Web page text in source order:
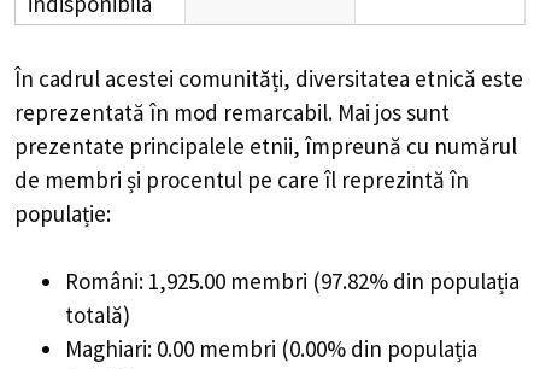
În cadrul acestei comunități, diversitatea etnică este
reprezentată în mod remarcabil. Mai jos sunt
prezentate principalele etnii, împreună cu numărul
de membri și procentul pe care îl reprezintă în
populație:
Români: 1,925.00 membri (97.82% din populația
totală)
Maghiari: 0.00 membri (0.00% din populația